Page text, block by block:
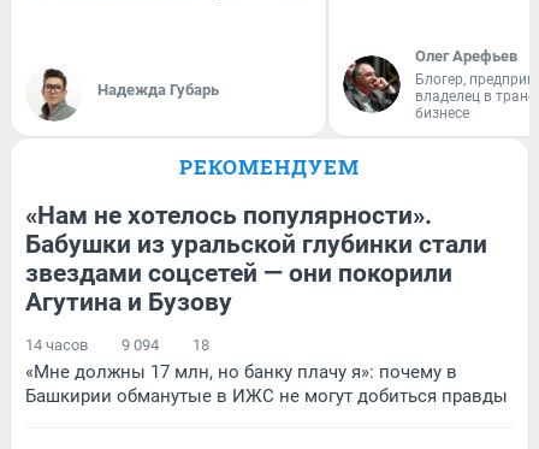
Надежда Губарь
Олег Арефьев
Блогер,
владелец в
бизнесе
РЕКОМЕНДУЕМ
«Нам не хотелось популярности».
Бабушки из уральской глубинки стали
звездами соцсетей — они покорили
Агутина и Бузову
14 часов 9 094 18
«Мне должны 17 млн, но банку плачу я»: почему в
Башкирии обманутые в ИЖС не могут добиться правды